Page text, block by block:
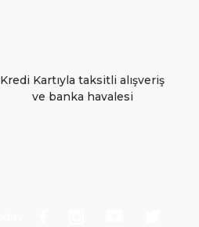
Kredi Kartıyla taksitli alışveriş
ve banka havalesi